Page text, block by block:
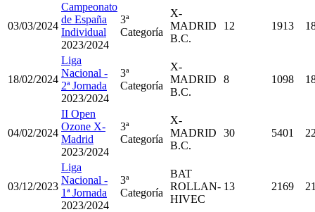
03/03/2024
Campeonato
de España
Individual
2023/2024
3ª
Categoría
X-
MADRID
B.C.
12 1913
18/02/2024
Liga
Nacional -
2ª Jornada
2023/2024
3ª
Categoría
X-
MADRID
B.C.
8 1098
04/02/2024
II Open
Ozone X-
Madrid
2023/2024
3ª
Categoría
X-
MADRID
B.C.
30 5401
03/12/2023
Liga
Nacional -
1ª Jornada
2023/2024
3ª
Categoría
BAT
ROLLAN-
HIVEC
13 2169